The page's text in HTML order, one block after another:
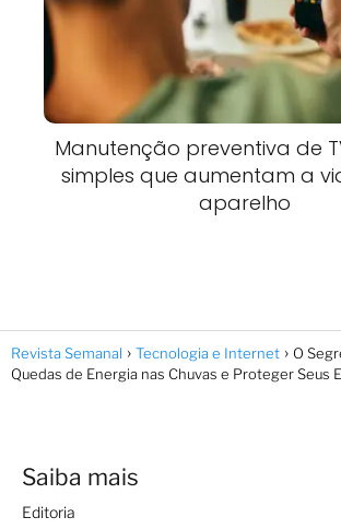
Manutenção preventiva de
simples que aumentam a
aparelho
Revista Semanal Tecnologia e Internet
O
Quedas de Energia nas Chuvas e Proteger Seus
Saiba mais
Editoria